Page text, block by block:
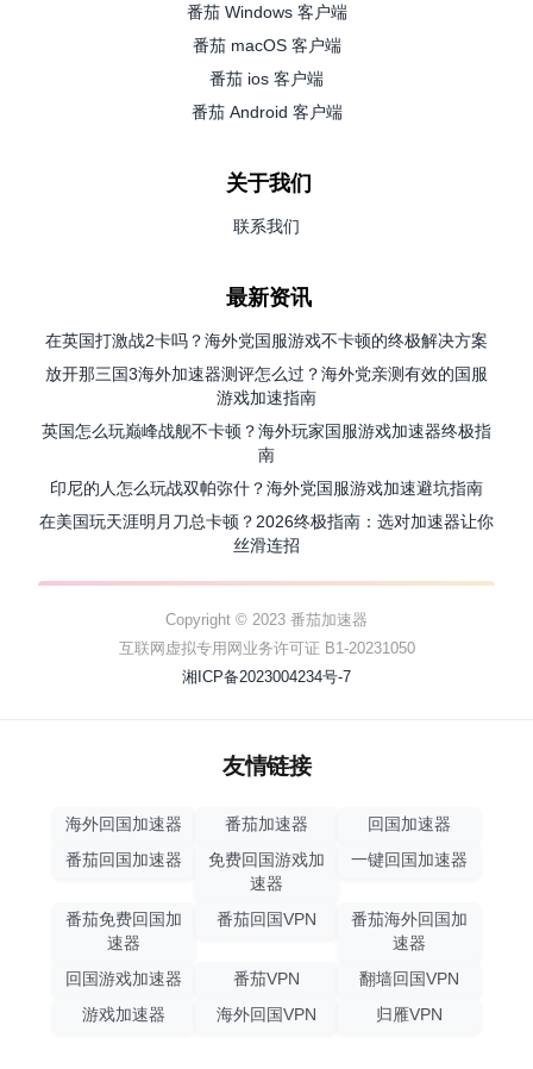
番茄 Windows 客户端
番茄 macOS 客户端
番茄 ios 客户端
番茄 Android 客户端
关于我们
联系我们
最新资讯
在英国打激战2卡吗？海外党国服游戏不卡顿的终极解决方案
放开那三国3海外加速器测评怎么过？海外党亲测有效的国服
游戏加速指南
英国怎么玩巅峰战舰不卡顿？海外玩家国服游戏加速器终极指
南
印尼的人怎么玩战双帕弥什？海外党国服游戏加速避坑指南
在美国玩天涯明月刀总卡顿？2026终极指南：选对加速器让你
丝滑连招
Copyright © 2023 番茄加速器
互联网虚拟专用网业务许可证 B1-20231050
湘ICP备2023004234号-7
友情链接
海外回国加速器 番茄加速器
回国加速器
番茄回国加速器
免费回国游戏加
速器
一键回国加速器
番茄免费回国加
速器
番茄回国VPN
番茄海外回国加
速器
回国游戏加速器
番茄VPN
翻墙回国VPN
游戏加速器
海外回国VPN 归雁VPN